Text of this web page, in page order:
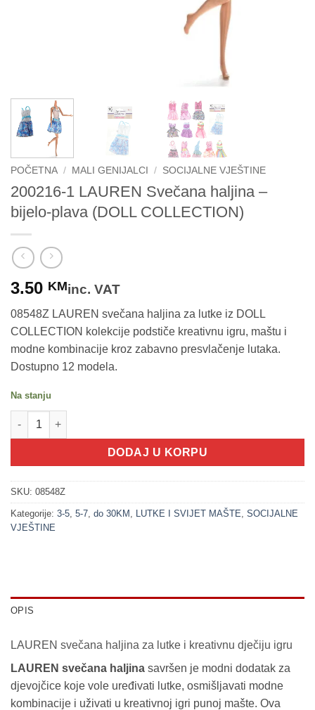
POČETNA / MALI GENIJALCI / SOCIJALNE VJEŠTINE
200216-1 LAUREN Svečana haljina –
bijelo-plava (DOLL COLLECTION)
3.50 KMinc. VAT
08548Z LAUREN svečana haljina za lutke iz DOLL
COLLECTION kolekcije podstiče kreativnu igru, maštu i
modne kombinacije kroz zabavno presvlačenje lutaka.
Dostupno 12 modela.
Na stanju
200216-1 LAUREN Svečana haljina - bijelo-plava (DOLL
DODAJ U KORPU
SKU: 08548Z
Kategorije: 3-5 5-7 do 30KM LUTKE I SVIJET MAŠTE SOCIJALNE
VJEŠTINE
OPIS
LAUREN svečana haljina za lutke i kreativnu dječiju igru
LAUREN svečana haljina savršen je modni dodatak za
djevojčice koje vole uređivati lutke, osmišljavati modne
kombinacije i uživati u kreativnoj igri punoj mašte. Ova